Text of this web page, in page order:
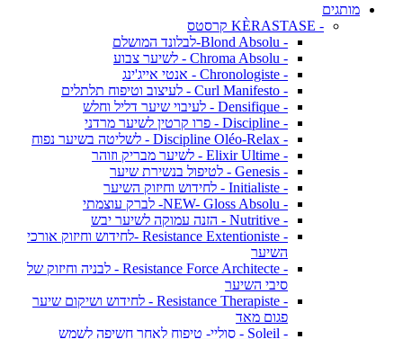
מותגים
- KÈRASTASE קרסטס
- Blond Absolu-לבלונד המושלם
- Chroma Absolu - לשיער צבוע
- Chronologiste - אנטי אייג'ינג
- Curl Manifesto - לעיצוב וטיפוח תלתלים
- Densifique - לעיבוי שיער דליל וחלש
- Discipline - פרו קרטין לשיער מרדני
- Discipline Oléo-Relax - לשליטה בשיער נפוח
- Elixir Ultime - לשיער מבריק וזוהר
- Genesis - לטיפול בנשירת שיער
- Initialiste - לחידוש וחיזוק השיער
- NEW- Gloss Absolu- לברק עוצמתי
- Nutritive - הזנה עמוקה לשיער יבש
- Resistance Extentioniste -לחידוש וחיזוק אורכי
השיער
- Resistance Force Architecte - לבניה וחיזוק של
סיבי השיער
- Resistance Therapiste - לחידוש ושיקום שיער
פגום מאד
- Soleil - סוליי- טיפוח לאחר חשיפה לשמש